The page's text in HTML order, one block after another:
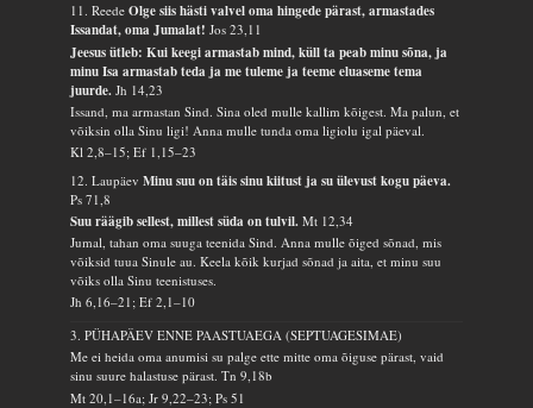
11. ReedeOlge siis hästi valvel oma hingede pärast, armastades
Issandat, oma Jumalat!Jos 23,11
Jeesus ütleb: Kui keegi armastab mind, küll ta peab minu sõna, ja
minu Isa armastab teda ja me tuleme ja teeme eluaseme tema
juurde.Jh 14,23
Issand, ma armastan Sind. Sina oled mulle kallim kõigest. Ma palun, et
võiksin olla Sinu ligi! Anna mulle tunda oma ligiolu igal päeval.
Kl 2,8–15; Ef 1,15–23
12. LaupäevMinu suu on täis sinu kiitust ja su ülevust kogu päeva.
Ps 71,8
Suu räägib sellest, millest süda on tulvil.Mt 12,34
Jumal, tahan oma suuga teenida Sind. Anna mulle õiged sõnad, mis
võiksid tuua Sinule au. Keela kõik kurjad sõnad ja aita, et minu suu
võiks olla Sinu teenistuses.
Jh 6,16–21; Ef 2,1–10
3. PÜHAPÄEV ENNE PAASTUAEGA (SEPTUAGESIMAE)
Me ei heida oma anumisi su palge ette mitte oma õiguse pärast, vaid
sinu suure halastuse pärast.Tn 9,18b
Mt 20,1–16a; Jr 9,22–23; Ps 51